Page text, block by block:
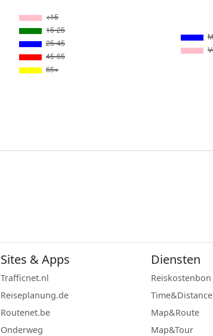
Sites & Apps
Trafficnet.nl
Reiseplanung.de
Routenet.be
Onderweg
Diensten
Reiskostenbon
Time&Distance
Map&Route
Map&Tour